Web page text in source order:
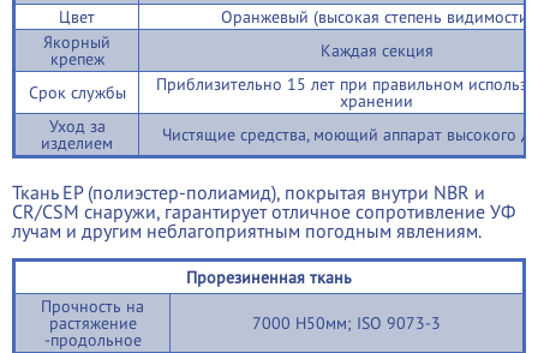
Цвет
Оранжевый (высокая степень видимости)
Якорный
крепеж
Каждая секция
Срок службы
Приблизительно 15 лет при правильном
хранении
Уход за
изделием Чистящие средства, моющий аппарат высокого
Ткань ЕР (полиэстер-полиамид), покрытая внутри NBR и
CR/CSM снаружи, гарантирует отличное сопротивление УФ
лучам и другим неблагоприятным погодным явлениям.
Прорезиненная ткань
Прочность на
растяжение
-продольное
7000 Н50мм; ISO 9073-3